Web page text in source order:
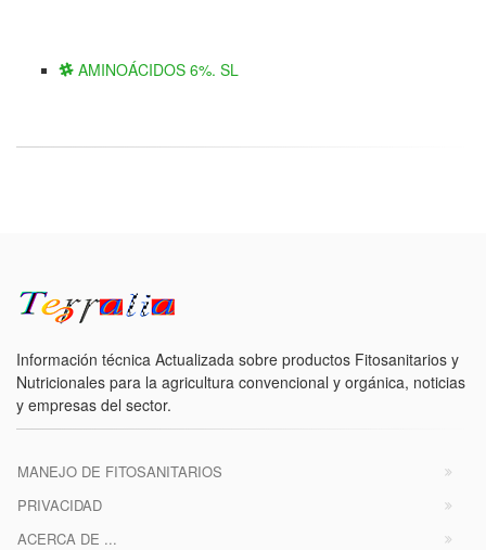
AMINOÁCIDOS 6%. SL
Información técnica Actualizada sobre productos Fitosanitarios y
Nutricionales para la agricultura convencional y orgánica, noticias
y empresas del sector.
MANEJO DE FITOSANITARIOS
PRIVACIDAD
ACERCA DE ...